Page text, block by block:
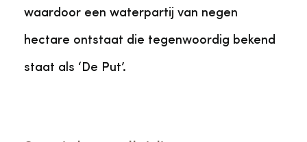
waardoor een waterpartij van negen
hectare ontstaat die tegenwoordig bekend
staat als ‘De Put’.